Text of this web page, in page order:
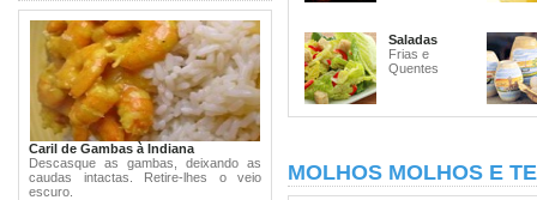
Caril de Gambas à Indiana
Descasque as gambas, deixando as
caudas intactas. Retire-lhes o veio
escuro.
Saladas
Frias e
Quentes
MOLHOS MOLHOS E